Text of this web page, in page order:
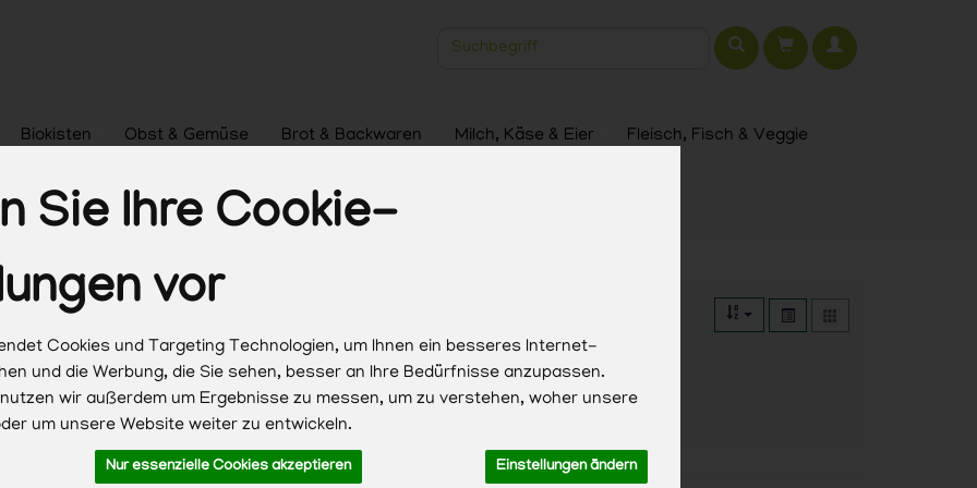
Sie Ihre Cookie-
vor
Cookies und Targeting Technologien, um Ihnen ein besseres Internet-
und die Werbung, die Sie sehen, besser an Ihre Bedürfnisse anzupassen.
wir außerdem um Ergebnisse zu messen, um zu verstehen, woher unsere
um unsere Website weiter zu entwickeln.
Nur essenzielle Cookies akzeptieren Einstellungen ändern
Produkt
Biokisten Obst & Gemüse Brot & Backwaren Milch, Käse & Eier Fleisch, Fisch & Veggie
Haushalt & Pflege
Hersteller Ernährung Allergene